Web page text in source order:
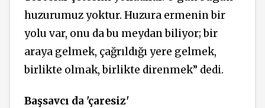
huzurumuz yoktur. Huzura ermenin bir
yolu var, onu da bu meydan biliyor; bir
araya gelmek, çağrıldığı yere gelmek,
birlikte olmak, birlikte direnmek” dedi.
Başsavcı da 'çaresiz'